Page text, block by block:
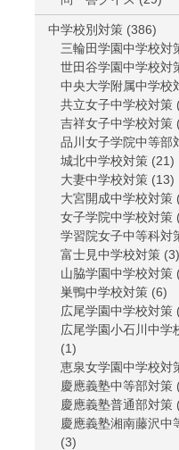
中学校別対策 (386)
三輪田学園中学校対
世田谷学園中学校対
中央大学附属中学校
共立女子中学校対策
吉祥女子中学校対策
品川女子学院中等部
城北中学校対策 (21)
大妻中学校対策 (13)
大宮開成中学校対策
女子学院中学校対策
学習院女子中等科対
富士見中学校対策 (3)
山脇学園中学校対策
巣鴨中学校対策 (6)
広尾学園中学校対策
広尾学園小石川中学
(1)
恵泉女学園中学校対
慶應義塾中等部対策
慶應義塾普通部対策
慶應義塾湘南藤沢中
(3)